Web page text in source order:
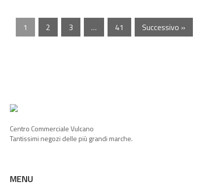
1 2 3 … 41 Successivo »
Centro Commerciale Vulcano
Tantissimi negozi delle più grandi marche.
MENU